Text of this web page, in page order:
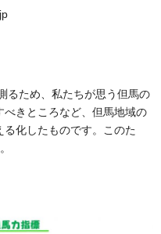
るため、私たちが思う但馬の
きところなど、但馬地域の
化したものです。このた